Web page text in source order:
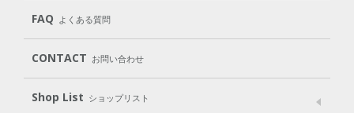
Body（ボディ） Hair（ヘア） Oral care（オーラルケア）
Goods （グッズ）
Gift set
FAQ よくある質問
CONTACT お問い合わせ
Shop List ショップリスト